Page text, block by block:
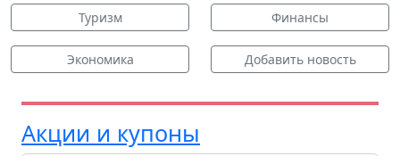
Туризм Финансы
Экономика Добавить новость
Акции и купоны